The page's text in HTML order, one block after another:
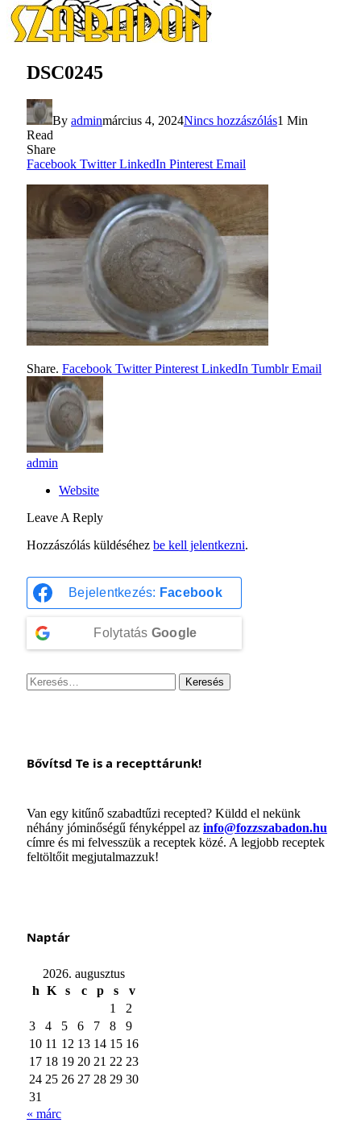
DSC0245
By adminmárcius 4, 2024Nincs hozzászólás1 Min
Read
Share
Facebook Twitter LinkedIn Pinterest Email
Share. Facebook Twitter Pinterest LinkedIn Tumblr Email
admin
Website
Leave A Reply
Hozzászólás küldéséhez be kell jelentkezni.
Bejelentkezés: Facebook
Folytatás Google
Keresés:
Bővítsd Te is a recepttárunk!
Van egy kitűnő szabadtűzi recepted? Küldd el nekünk
néhány jóminőségű fényképpel az info@fozzszabadon.hu
címre és mi felvesszük a receptek közé. A legjobb receptek
feltöltőit megjutalmazzuk!
Naptár
2026. augusztus
h K s c p s
v
1
2
3
4 5 6 7 8
9
10 11 12 13 14 15 16
17 18 19 20 21 22 23
24 25 26 27 28 29 30
31
« márc